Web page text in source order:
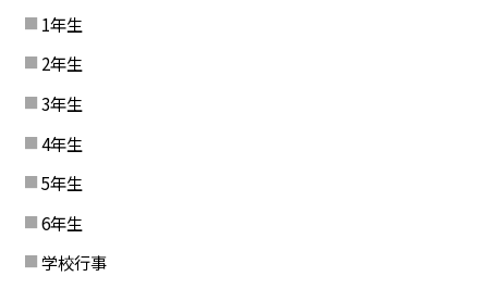
1年生
2年生
3年生
4年生
5年生
6年生
学校行事